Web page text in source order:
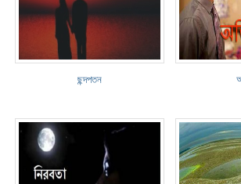
ছন্দপতন